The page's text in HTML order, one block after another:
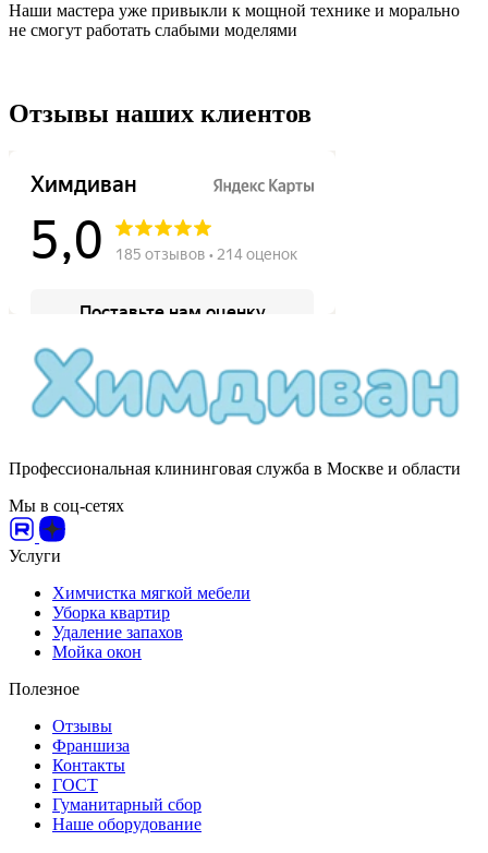
Наши мастера уже привыкли к мощной технике и морально
не смогут работать слабыми моделями
Отзывы наших клиентов
Профессиональная клининговая служба в Москве и области
Мы в соц-сетях
Услуги
Химчистка мягкой мебели
Уборка квартир
Удаление запахов
Мойка окон
Полезное
Отзывы
Франшиза
Контакты
ГОСТ
Гуманитарный сбор
Наше оборудование